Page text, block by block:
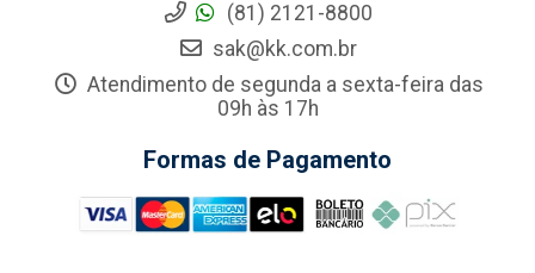
(81) 2121-8800
sak@kk.com.br
Atendimento de segunda a sexta-feira das
09h às 17h
Formas de Pagamento